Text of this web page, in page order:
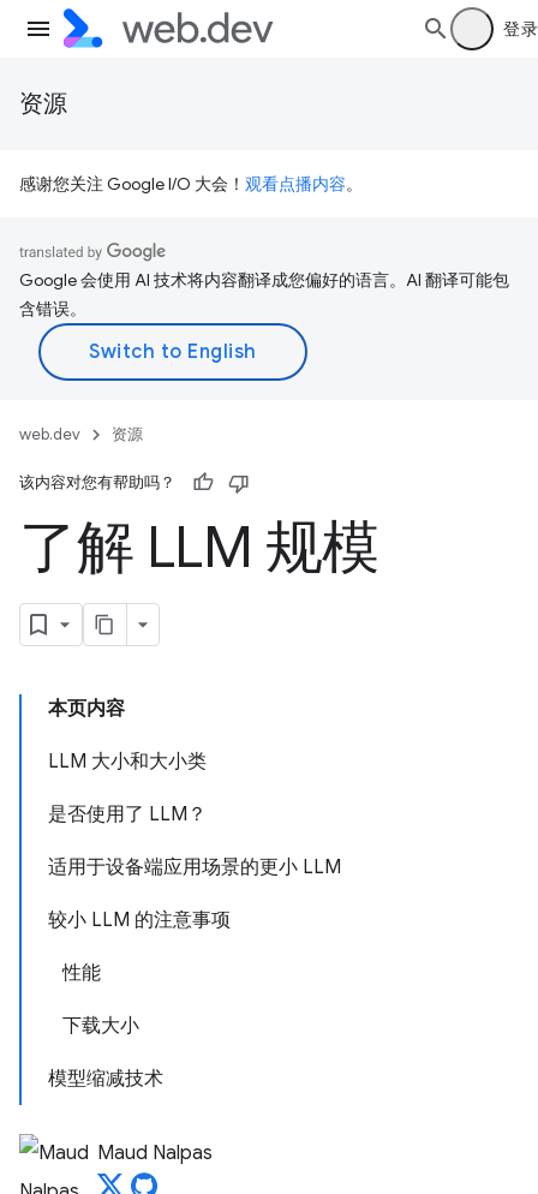
登录
资源
感谢您关注 Google I/O 大会！ 观看点播内容。
Google 会使用 AI 技术将内容翻译成您偏好的语言。AI 翻译可能包
含错误。
web.dev 资源
该内容对您有帮助吗？
了解 LLM 规模
本页内容
LLM 大小和大小类
是否使用了 LLM？
适用于设备端应用场景的更小 LLM
较小 LLM 的注意事项
性能
下载大小
模型缩减技术
Maud Nalpas